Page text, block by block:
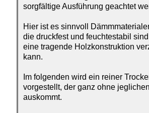
sorgfältige Ausführung geachtet
Hier ist es sinnvoll
die druckfest und feuchtestabil
eine tragende Holzkonstruktion
kann.
Im folgenden wird ein reiner
vorgestellt, der ganz ohne
auskommt.